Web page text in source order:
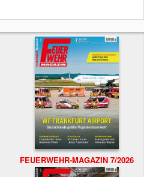
FEUERWEHR-MAGAZIN 7/2026